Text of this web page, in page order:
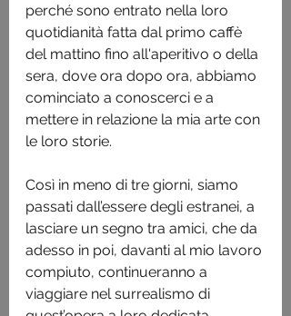
perché sono entrato nella loro
quotidianità fatta dal primo caffè
del mattino fino all'aperitivo o della
sera, dove ora dopo ora, abbiamo
cominciato a conoscerci e a
mettere in relazione la mia arte con
le loro storie.
Così in meno di tre giorni, siamo
passati dall’essere degli estranei, a
lasciare un segno tra amici, che da
adesso in poi, davanti al mio lavoro
compiuto, continueranno a
viaggiare nel surrealismo di